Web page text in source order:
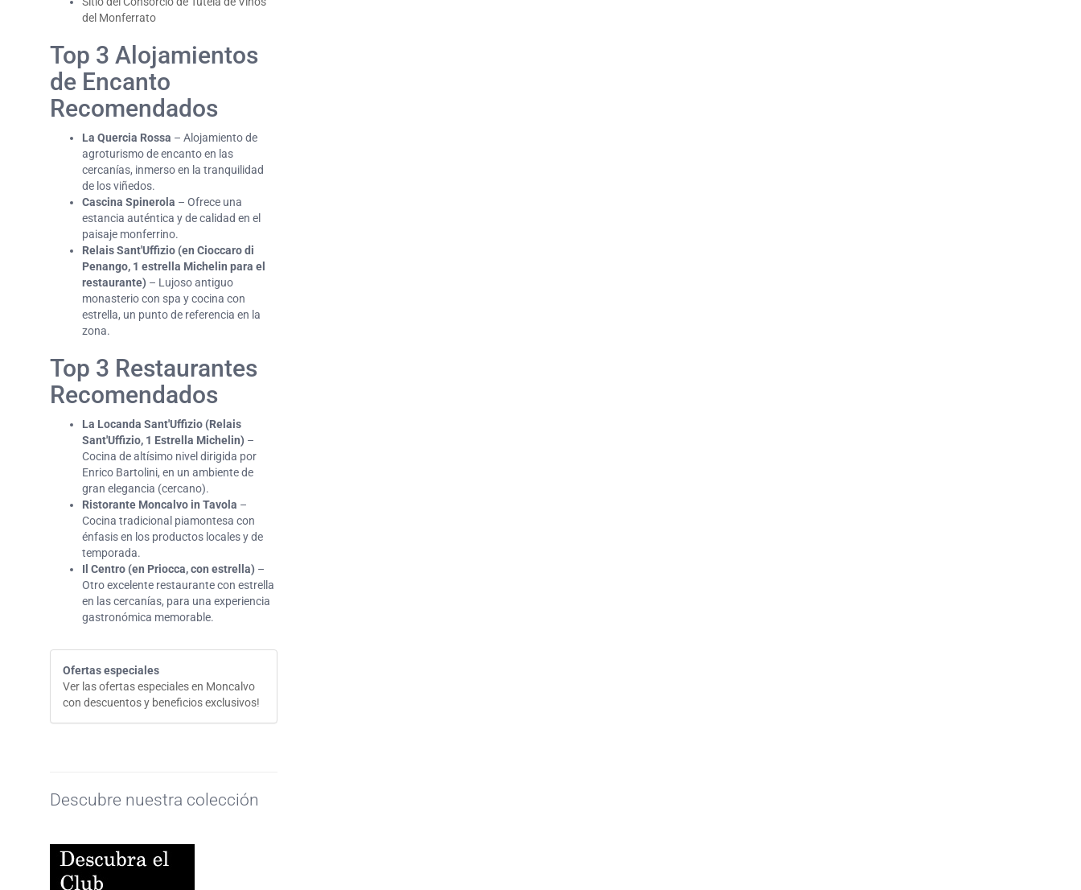
del Monferrato
Top 3 Alojamientos
de Encanto
Recomendados
La Quercia Rossa – Alojamiento de
agroturismo de encanto en las
cercanías, inmerso en la tranquilidad
de los viñedos.
Cascina Spinerola – Ofrece una
estancia auténtica y de calidad en el
paisaje monferrino.
Relais Sant'Uffizio (en Cioccaro di
Penango, 1 estrella Michelin para el
restaurante) – Lujoso antiguo
monasterio con spa y cocina con
estrella, un punto de referencia en la
zona.
Top 3 Restaurantes
Recomendados
La Locanda Sant'Uffizio (Relais
Sant'Uffizio, 1 Estrella Michelin) –
Cocina de altísimo nivel dirigida por
Enrico Bartolini, en un ambiente de
gran elegancia (cercano).
Ristorante Moncalvo in Tavola –
Cocina tradicional piamontesa con
énfasis en los productos locales y de
temporada.
Il Centro (en Priocca, con estrella) –
Otro excelente restaurante con estrella
en las cercanías, para una experiencia
gastronómica memorable.
Ofertas especiales
Ver las ofertas especiales en Moncalvo
con descuentos y beneficios exclusivos!
Descubre nuestra colección